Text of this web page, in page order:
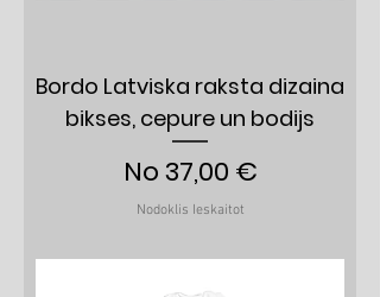
Bordo Latviska raksta dizaina
bikses, cepure un bodijs
No37,00 €
Izpārdošanas cena
Nodoklis Ieskaitot